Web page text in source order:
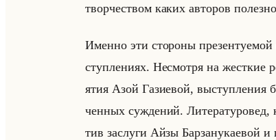
твор­че­ством каких ав­то­ров
Имен­но эти сто­ро­ны
ступ­ле­ни­ях. Несмот­ря на жест­кие
ятия Азой Га­зи­евой,
чен­ных суж­де­ний. Ли­те­ра­ту­ро­вед,
тив за­слу­ги Айзы Бар­за­ну­ка­евой